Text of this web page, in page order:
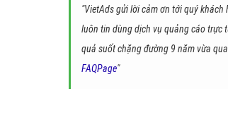
"VietAds gửi lời cảm ơn tới quý khách
luôn tin dùng dịch vụ quảng cáo trực
quả suốt chặng đường 9 năm vừa
FAQPage"